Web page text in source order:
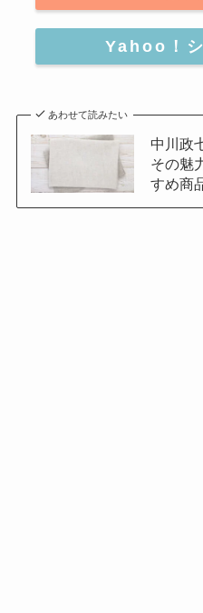
Yahoo！
あわせて読みたい
中川政
その魅
すめ商